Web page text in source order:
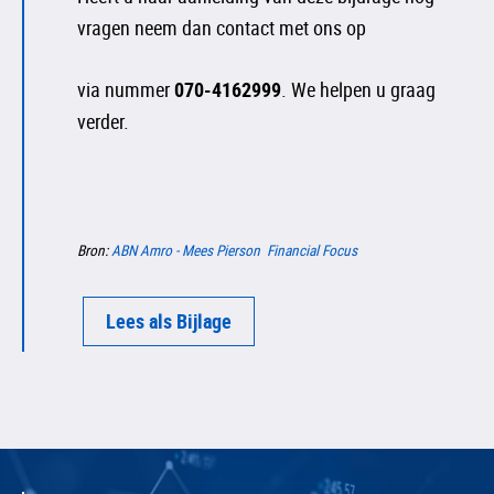
vragen neem dan contact met ons op
via nummer070-4162999. We helpen u graag
verder.
Bron:ABN Amro - Mees Pierson Financial Focus
Lees als Bijlage